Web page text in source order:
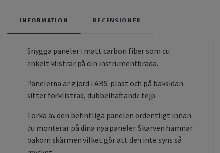
INFORMATION RECENSIONER
Snygga paneler i matt carbon fiber som du
enkelt klistrar på din instrumentbräda.
Panelerna är gjord i ABS-plast och på baksidan
sitter förklistrad, dubbelhäftande tejp.
Torka av den befintliga panelen ordentligt innan
du monterar på dina nya paneler. Skarven hamnar
bakom skärmen vilket gör att den inte syns så